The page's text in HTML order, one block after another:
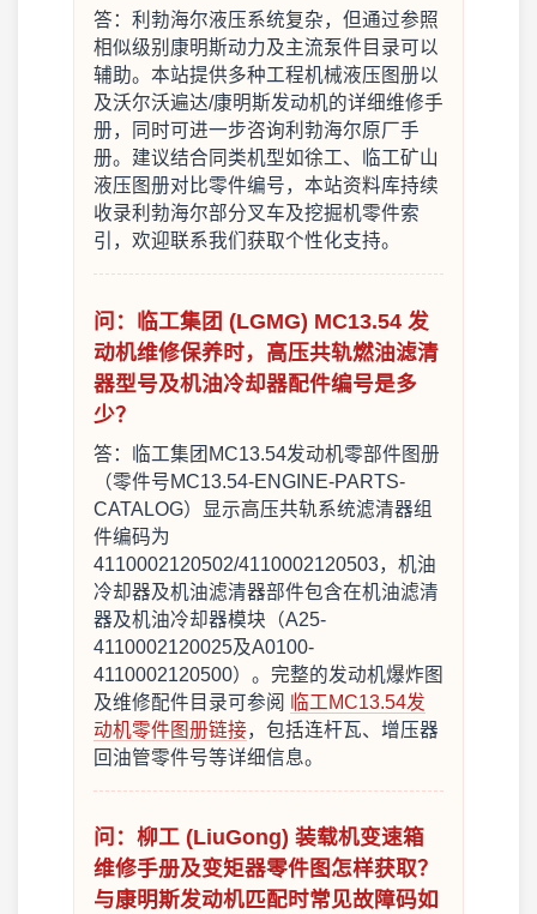
答：利勃海尔液压系统复杂，但通过参照
相似级别康明斯动力及主流泵件目录可以
辅助。本站提供多种工程机械液压图册以
及沃尔沃遍达/康明斯发动机的详细维修手
册，同时可进一步咨询利勃海尔原厂手
册。建议结合同类机型如徐工、临工矿山
液压图册对比零件编号，本站资料库持续
收录利勃海尔部分叉车及挖掘机零件索
引，欢迎联系我们获取个性化支持。
问：临工集团 (LGMG) MC13.54 发
动机维修保养时，高压共轨燃油滤清
器型号及机油冷却器配件编号是多
少？
答：临工集团MC13.54发动机零部件图册
（零件号MC13.54-ENGINE-PARTS-
CATALOG）显示高压共轨系统滤清器组
件编码为
4110002120502/4110002120503，机油
冷却器及机油滤清器部件包含在机油滤清
器及机油冷却器模块（A25-
4110002120025及A0100-
4110002120500）。完整的发动机爆炸图
及维修配件目录可参阅
临工MC13.54发
动机零件图册链接，包括连杆瓦、增压器
回油管零件号等详细信息。
问：柳工 (LiuGong) 装载机变速箱
维修手册及变矩器零件图怎样获取？
与康明斯发动机匹配时常见故障码如